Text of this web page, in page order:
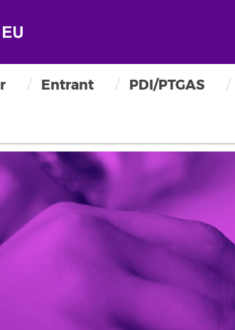
Entrant PDI/PTGAS